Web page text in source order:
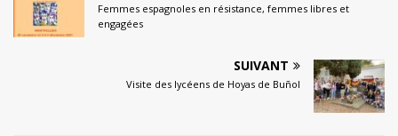
Femmes espagnoles en résistance, femmes libres et
engagées
SUIVANT
Visite des lycéens de Hoyas de Buñol